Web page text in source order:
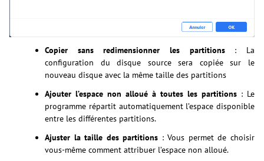
Copier sans redimensionner les partitions : La
configuration du disque source sera copiée sur le
nouveau disque avec la même taille des partitions
Ajouter l’espace non alloué à toutes les partitions : Le
programme répartit automatiquement l’espace disponible
entre les différentes partitions.
Ajuster la taille des partitions : Vous permet de choisir
vous-même comment attribuer l’espace non alloué.